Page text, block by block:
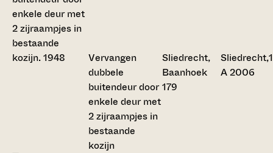
Vervangen
dubbele
buitendeur door
enkele deur met
2 zijraampjes in
bestaande
kozijn
Sliedrecht,
Baanhoek
179
Sliedrecht,
A 2006